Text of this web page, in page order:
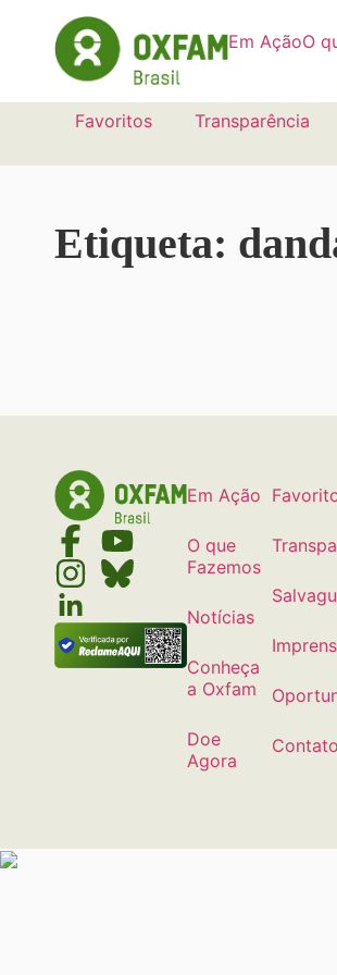
Em AçãoO
Favoritos Transparência
Etiqueta:
Em Ação
O que
Fazemos
Notícias
Conheça
a Oxfam
Doe
Agora
Contato